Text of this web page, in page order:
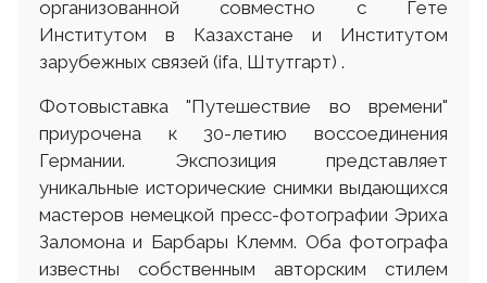
организованной совместно с Гете
Институтом в Казахстане и Институтом
зарубежных связей (ifa, Штутгарт) .
Фотовыставка "Путешествие во времени"
приурочена к 30-летию воссоединения
Германии. Экспозиция представляет
уникальные исторические снимки выдающихся
мастеров немецкой пресс-фотографии Эриха
Заломона и Барбары Клемм. Оба фотографа
известны собственным авторским стилем